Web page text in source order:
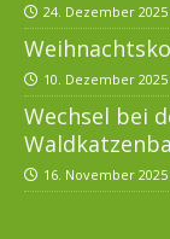
24. Dezember 2025
10. Dezember 2025
Wechsel bei
16. November 2025